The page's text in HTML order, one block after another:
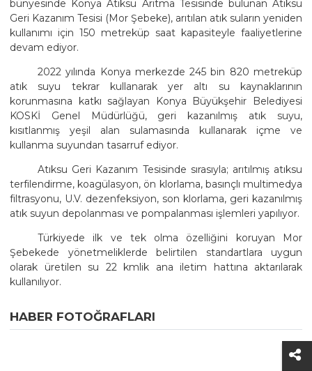
bünyesinde Konya Atıksu Arıtma Tesisinde bulunan Atıksu
Geri Kazanım Tesisi (Mor Şebeke), arıtılan atık suların yeniden
kullanımı için 150 metreküp saat kapasiteyle faaliyetlerine
devam ediyor.
2022 yılında Konya merkezde 245 bin 820 metreküp
atık suyu tekrar kullanarak yer altı su kaynaklarının
korunmasına katkı sağlayan Konya Büyükşehir Belediyesi
KOSKİ Genel Müdürlüğü, geri kazanılmış atık suyu,
kısıtlanmış yeşil alan sulamasında kullanarak içme ve
kullanma suyundan tasarruf ediyor.
Atıksu Geri Kazanım Tesisinde sırasıyla; arıtılmış atıksu
terfilendirme, koagülasyon, ön klorlama, basınçlı multimedya
filtrasyonu, U.V. dezenfeksiyon, son klorlama, geri kazanılmış
atık suyun depolanması ve pompalanması işlemleri yapılıyor.
Türkiyede ilk ve tek olma özelliğini koruyan Mor
Şebekede yönetmeliklerde belirtilen standartlara uygun
olarak üretilen su 22 kmlik ana iletim hattına aktarılarak
kullanılıyor.
HABER FOTOĞRAFLARI